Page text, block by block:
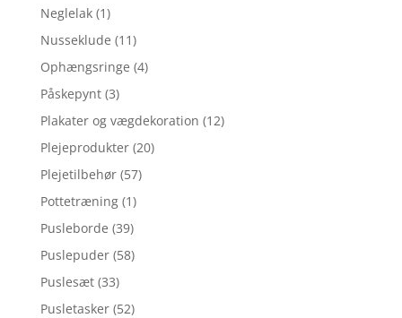
Neglelak (1)
Nusseklude (11)
Ophængsringe (4)
Påskepynt (3)
Plakater og vægdekoration (12)
Plejeprodukter (20)
Plejetilbehør (57)
Pottetræning (1)
Pusleborde (39)
Puslepuder (58)
Puslesæt (33)
Pusletasker (52)